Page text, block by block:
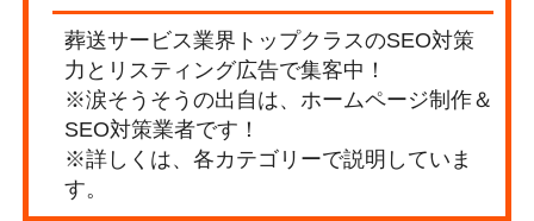
葬送サービス業界トップクラスのSEO対策
力とリスティング広告で集客中！
※涙そうそうの出自は、ホームページ制作＆
SEO対策業者です！
※詳しくは、各カテゴリーで説明していま
す。